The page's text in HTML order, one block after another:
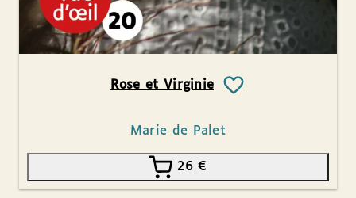
Rose et Virginie
Marie de Palet
26€